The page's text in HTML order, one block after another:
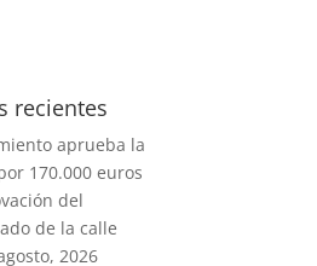
recientes
aprueba la
170.000 euros
del
de la calle
2026